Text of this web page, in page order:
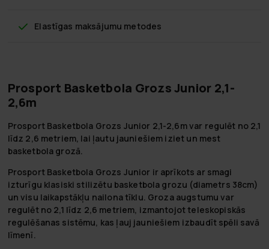
Elastīgas maksājumu metodes
Prosport Basketbola Grozs Junior 2,1-
2,6m
Prosport Basketbola Grozs Junior 2,1-2,6m var regulēt no 2,1
līdz 2,6 metriem, lai ļautu jauniešiem iziet un mest
basketbola grozā.
Prosport Basketbola Grozs Junior ir aprīkots ar smagi
izturīgu klasiski stilizētu basketbola grozu (diametrs 38cm)
un visu laikapstākļu nailona tīklu. Groza augstumu var
regulēt no 2,1 līdz 2,6 metriem, izmantojot teleskopiskās
regulēšanas sistēmu, kas ļauj jauniešiem izbaudīt spēli savā
līmenī.